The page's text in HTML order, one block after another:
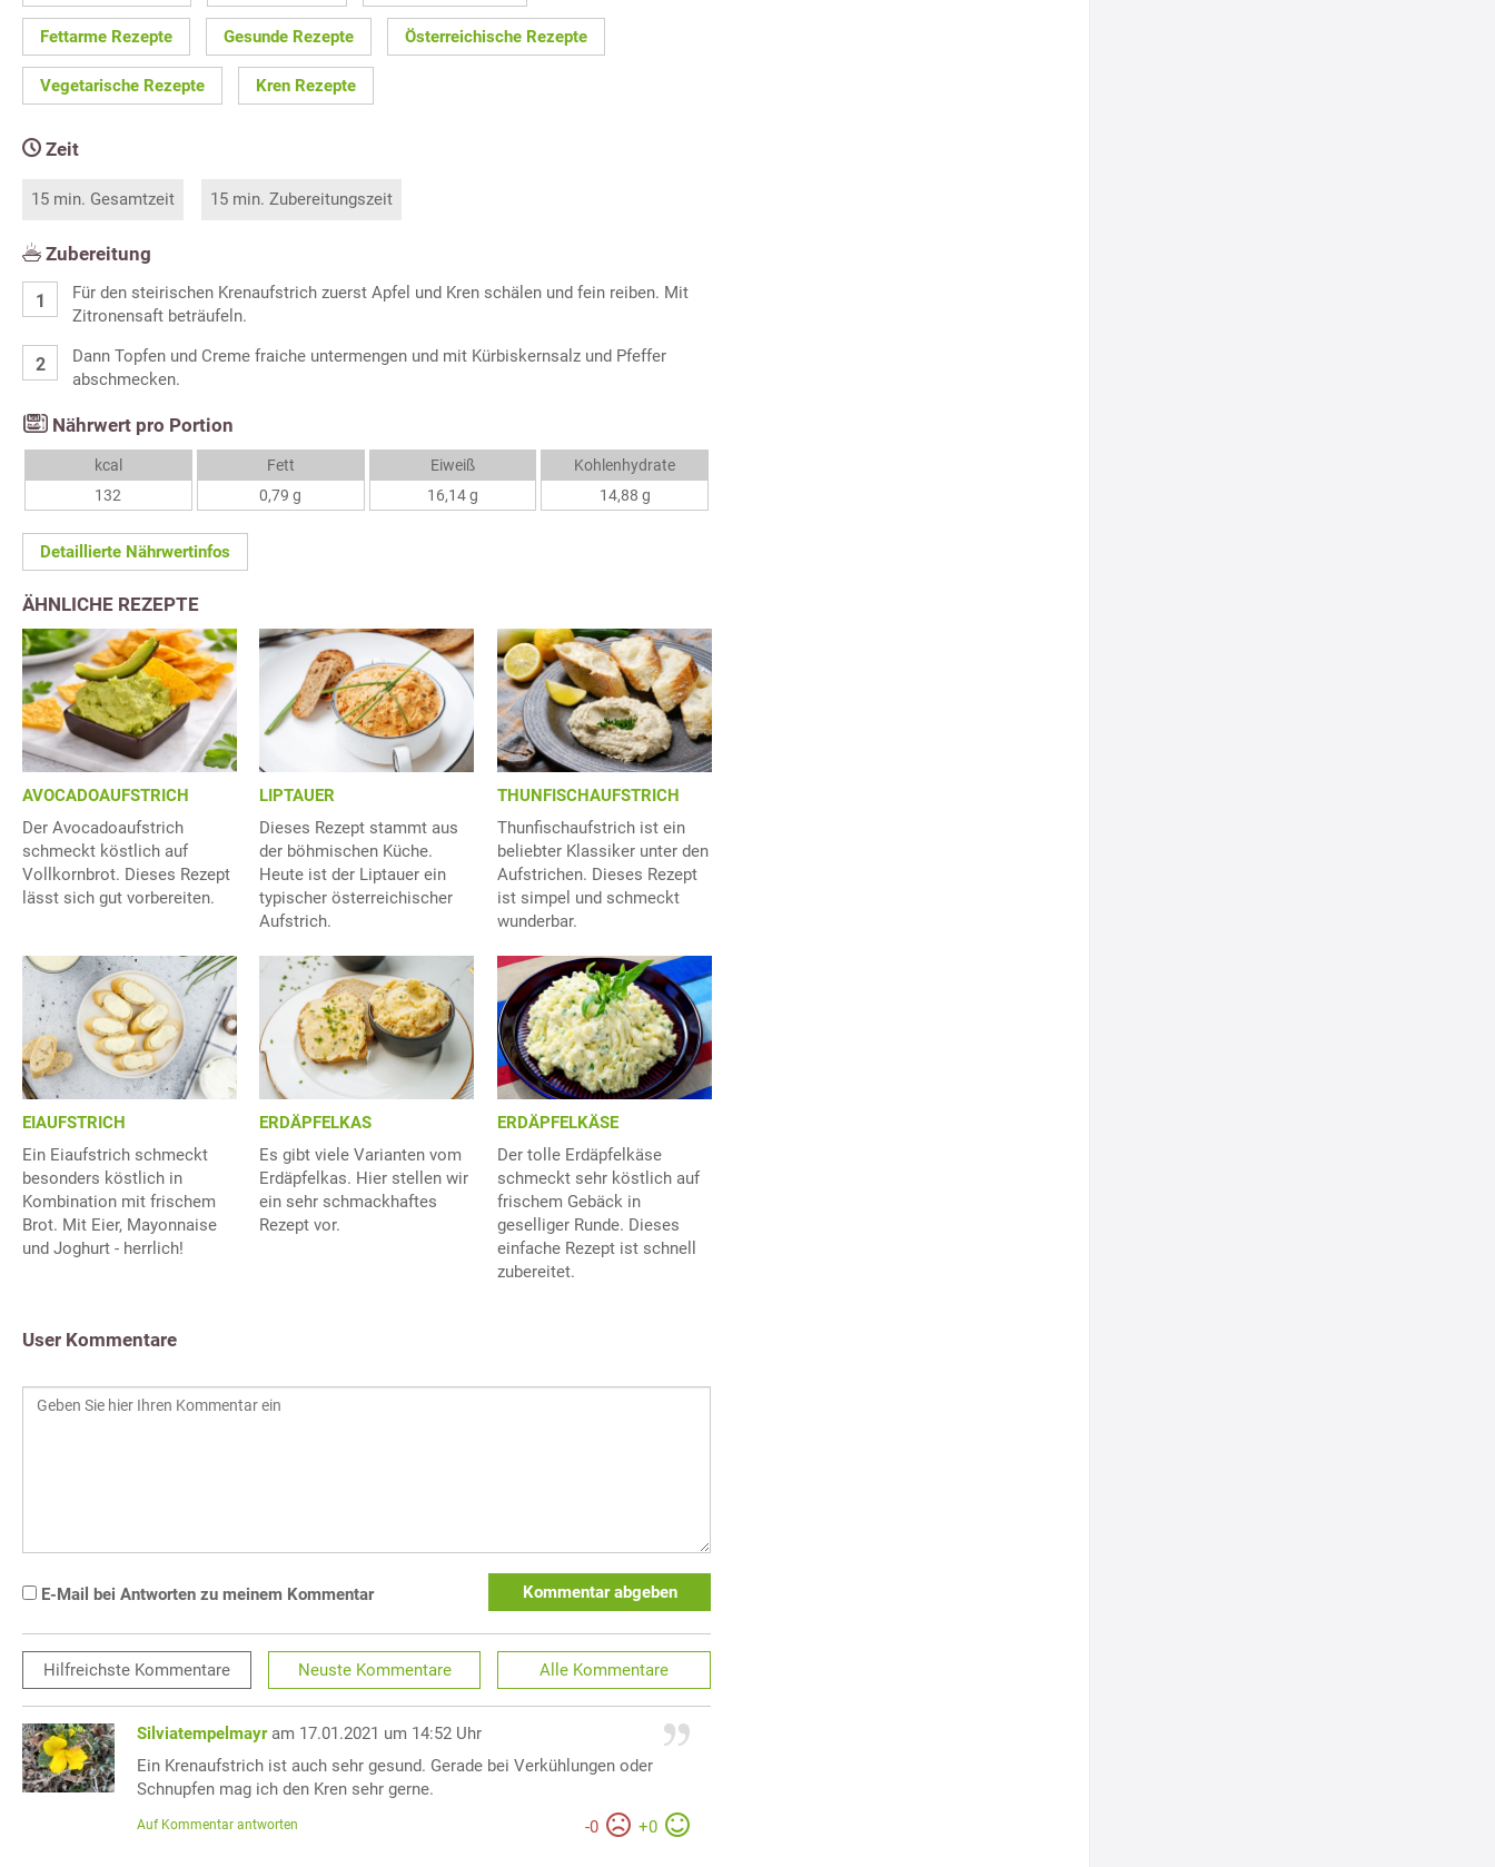
Fettarme Rezepte Gesunde Rezepte Österreichische Rezepte
Vegetarische Rezepte Kren Rezepte
Zeit
15 min. Gesamtzeit 15 min. Zubereitungszeit
Zubereitung
Für den steirischen Krenaufstrich zuerst Apfel und Kren schälen und fein reiben. Mit
Zitronensaft beträufeln.
Dann Topfen und Creme fraiche untermengen und mit Kürbiskernsalz und Pfeffer
abschmecken.
Nährwert pro Portion
kcal
132
Fett
0,79 g
Eiweiß
16,14 g
Kohlenhydrate
14,88 g
Detaillierte Nährwertinfos
ÄHNLICHE REZEPTE
AVOCADOAUFSTRICH
Der Avocadoaufstrich
schmeckt köstlich auf
Vollkornbrot. Dieses Rezept
lässt sich gut vorbereiten.
LIPTAUER
Dieses Rezept stammt aus
der böhmischen Küche.
Heute ist der Liptauer ein
typischer österreichischer
Aufstrich.
THUNFISCHAUFSTRICH
Thunfischaufstrich ist ein
beliebter Klassiker unter den
Aufstrichen. Dieses Rezept
ist simpel und schmeckt
wunderbar.
EIAUFSTRICH
Ein Eiaufstrich schmeckt
besonders köstlich in
Kombination mit frischem
Brot. Mit Eier, Mayonnaise
und Joghurt - herrlich!
ERDÄPFELKAS
Es gibt viele Varianten vom
Erdäpfelkas. Hier stellen wir
ein sehr schmackhaftes
Rezept vor.
ERDÄPFELKÄSE
Der tolle Erdäpfelkäse
schmeckt sehr köstlich auf
frischem Gebäck in
geselliger Runde. Dieses
einfache Rezept ist schnell
zubereitet.
User Kommentare
E-Mail bei Antworten zu meinem Kommentar Kommentar abgeben
Hilfreichste Kommentare Neuste Kommentare Alle Kommentare
Silviatempelmayr am 17.01.2021 um 14:52 Uhr
Ein Krenaufstrich ist auch sehr gesund. Gerade bei Verkühlungen oder
Schnupfen mag ich den Kren sehr gerne.
-0 +0
Auf Kommentar antworten